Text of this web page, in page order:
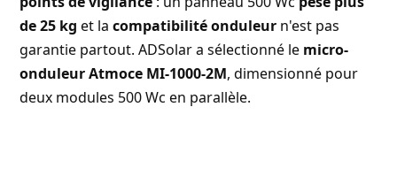
de 25 kg et lacompatibilité onduleur n'est pas
garantie partout. ADSolar a sélectionné le micro-
onduleur Atmoce MI-1000-2M, dimensionné pour
deux modules 500 Wc en parallèle.